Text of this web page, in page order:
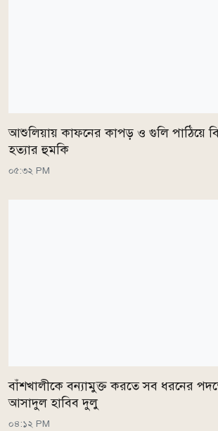
আশুলিয়ায় কাফনের কাপড় ও গুলি পাঠিয়ে
হত্যার হুমকি
০৫:৩২ PM
বাঁশখালীকে বন্যামুক্ত করতে সব ধরনের
আসাদুল হাবিব দুলু
০৪:১২ PM